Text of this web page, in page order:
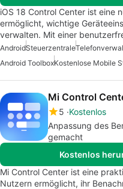
iOS 18 Control Center ist eine
ermöglicht, wichtige
verwalten. Mit einer
AndroidSteuerzentrale
Android ToolboxKostenlose Mobile
Mi Control
5 Kostenlos
Anpassung des
gemacht
Kostenlos
Mi Control Center ist eine
Nutzern ermöglicht, ihr